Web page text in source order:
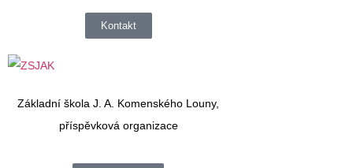
Kontakt
Základní škola J. A. Komenského Louny,
příspěvková organizace